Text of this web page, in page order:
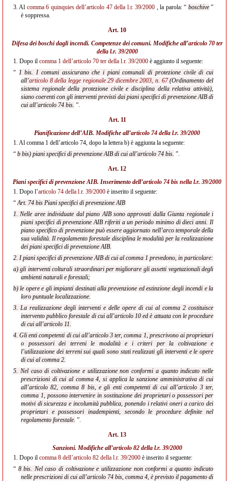
3.Al comma 6 quinquies dell’articolo 47 della l.r. 39/2000 , la parola: “ boschive”
è soppressa.
Art. 10
Difesa dei boschi dagli incendi. Competenze dei comuni. Modifiche all’articolo 70 ter
della l.r. 39/2000
1. Dopo il comma 1 dell’articolo 70 ter della l.r. 39/2000 è aggiunto il seguente:
“ 1 bis. I comuni assicurano che i piani comunali di protezione civile di cui
all’articolo 8 della legge regionale 29 dicembre 2003, n. 67(Ordinamento del
sistema regionale della protezione civile e disciplina della relativa attività),
siano coerenti con gli interventi previsti dai piani specifici di prevenzione AIB di
cui all’articolo 74 bis. ”.
Art. 11
Pianificazione dell’AIB. Modifiche all’articolo 74 della l.r. 39/2000
1. Al comma 1 dell’articolo 74, dopo la lettera b) è aggiunta la seguente:
“ b bis) piani specifici di prevenzione AIB di cui all’articolo 74 bis. ”.
Art. 12
Piani specifici di prevenzione AIB. Inserimento dell’articolo 74 bis nella l.r. 39/2000
1. Dopo l’articolo 74 della l.r. 39/2000 è inserito il seguente:
“Art. 74 bis Piani specifici di prevenzione AIB
1. Nelle aree individuate dal piano AIB sono approvati dalla Giunta regionale i
piani specifici di prevenzione AIB riferiti a un periodo minimo di dieci anni. Il
piano specifico di prevenzione può essere aggiornato nell’arco temporale della
sua validità. Il regolamento forestale disciplina le modalità per la realizzazione
dei piani specifici di prevenzione AIB.
2. I piani specifici di prevenzione AIB di cui al comma 1 prevedono, in particolare:
a) gli interventi colturali straordinari per migliorare gli assetti vegetazionali degli
ambienti naturali e forestali;
b) le opere e gli impianti destinati alla prevenzione ed estinzione degli incendi e la
loro puntuale localizzazione.
3. La realizzazione degli interventi e delle opere di cui al comma 2 costituisce
intervento pubblico forestale di cui all’articolo 10 ed è attuata con le procedure
di cui all’articolo 11.
4. Gli enti competenti di cui all’articolo 3 ter, comma 1, prescrivono ai proprietari
o possessori dei terreni le modalità e i criteri per la coltivazione e
l’utilizzazione dei terreni sui quali sono stati realizzati gli interventi e le opere
di cui al comma 2.
5. Nel caso di coltivazione e utilizzazione non conformi a quanto indicato nelle
prescrizioni di cui al comma 4, si applica la sanzione amministrativa di cui
all’articolo 82, comma 8 bis, e gli enti competenti di cui all’articolo 3 ter,
comma 1, possono intervenire in sostituzione dei proprietari o possessori per
motivi di sicurezza e incolumità pubblica, ponendo i relativi oneri a carico dei
proprietari e possessori inadempienti, secondo le procedure definite nel
regolamento forestale. ”.
Art. 13
Sanzioni. Modifiche all’articolo 82 della l.r. 39/2000
1. Dopo il comma 8 dell’articolo 82 della l.r. 39/2000 è inserito il seguente:
“ 8 bis. Nel caso di coltivazione e utilizzazione non conformi a quanto indicato
nelle prescrizioni di cui all’articolo 74 bis, comma 4, è previsto il pagamento di